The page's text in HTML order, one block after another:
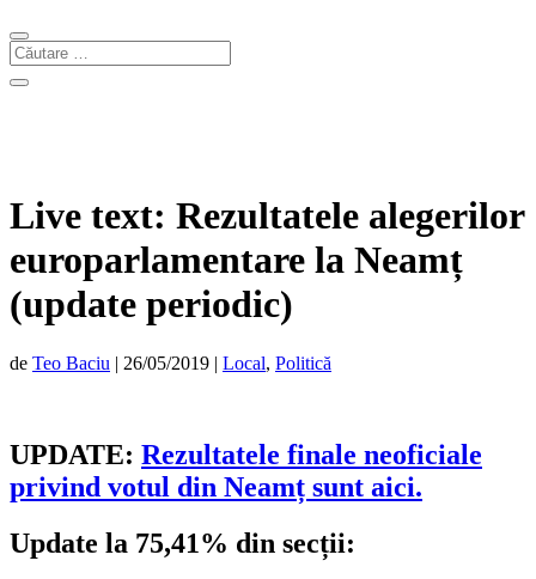
Live text: Rezultatele alegerilor
europarlamentare la Neamț
(update periodic)
de Teo Baciu | 26/05/2019 | Local, Politică
UPDATE: Rezultatele finale neoficiale
privind votul din Neamț sunt aici.
Update la 75,41% din secții: